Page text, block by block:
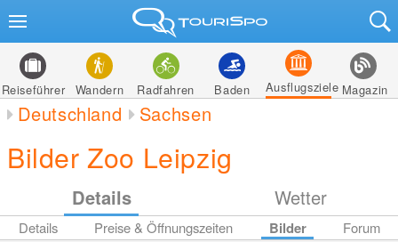
Reiseführer Wandern Radfahren Baden Ausflugsziele Magazin
Deutschland Sachsen
Bilder Zoo Leipzig
Details Wetter
Details Preise & Öffnungszeiten Bilder Forum